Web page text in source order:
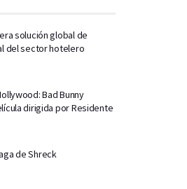
solución global de
del sector hotelero
Bad Bunny
dirigida por Residente
de Shreck